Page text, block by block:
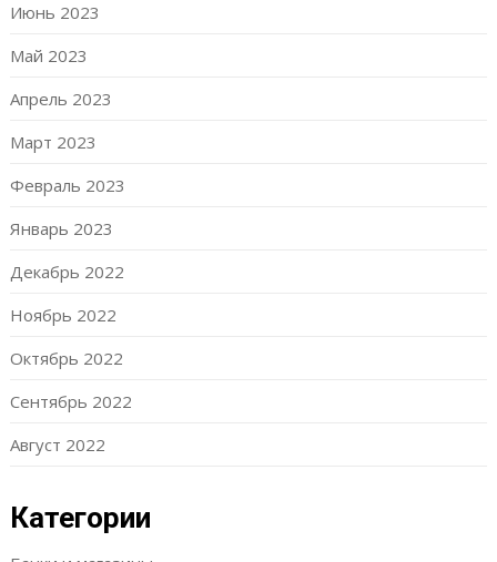
Июнь 2023
Май 2023
Апрель 2023
Март 2023
Февраль 2023
Январь 2023
Декабрь 2022
Ноябрь 2022
Октябрь 2022
Сентябрь 2022
Август 2022
Категории